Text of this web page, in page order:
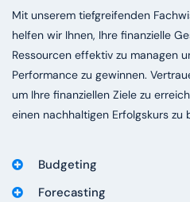
Mit unserem tiefgreifenden
helfen wir Ihnen, Ihre finanzielle
Ressourcen effektiv zu managen
Performance zu gewinnen.
um Ihre finanziellen Ziele zu
einen nachhaltigen Erfolgskurs zu
Budgeting
Forecasting